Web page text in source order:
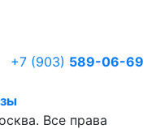
+7 (903) 589-06-69
Все права